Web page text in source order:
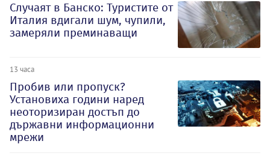
Случаят в Банско: Туристите от
Италия вдигали шум, чупили,
замеряли преминаващи
13 часа
Пробив или пропуск?
Установиха години наред
неоторизиран достъп до
държавни информационни
мрежи